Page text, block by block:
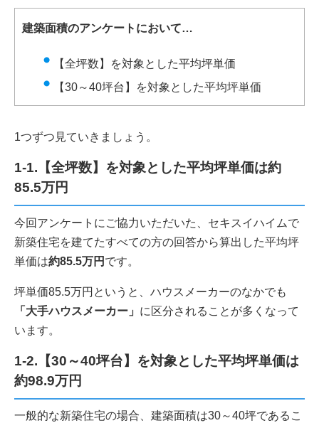
建築面積のアンケートにおいて…
【全坪数】を対象とした平均坪単価
【30～40坪台】を対象とした平均坪単価
1つずつ見ていきましょう。
1-1.【全坪数】を対象とした平均坪単価は約
85.5万円
今回アンケートにご協力いただいた、セキスイハイムで
新築住宅を建てたすべての方の回答から算出した平均坪
単価は約85.5万円 です。
坪単価85.5万円というと、ハウスメーカーのなかでも
「大手ハウスメーカー」 に区分されることが多くなって
います。
1-2.【30～40坪台】を対象とした平均坪単価は
約98.9万円
一般的な新築住宅の場合、建築面積は30～40坪であるこ